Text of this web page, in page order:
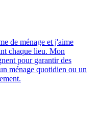
de ménage et j'aime
chaque lieu. Mon
pour garantir des
ménage quotidien ou un